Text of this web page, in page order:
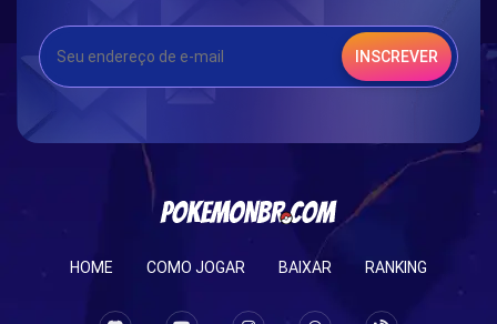
INSCREVER
HOME COMO JOGAR BAIXAR RANKING